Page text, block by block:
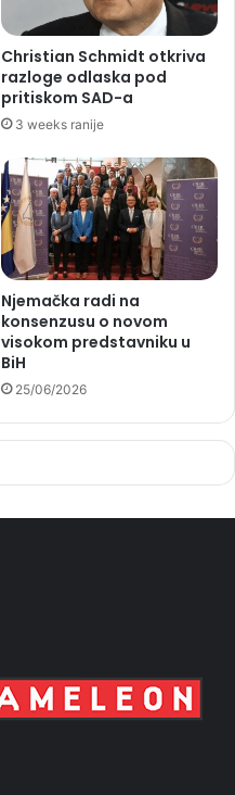
Christian Schmidt otkriva
razloge odlaska pod
pritiskom SAD-a
3 weeks ranije
Njemačka radi na
konsenzusu o novom
visokom predstavniku u
BiH
25/06/2026